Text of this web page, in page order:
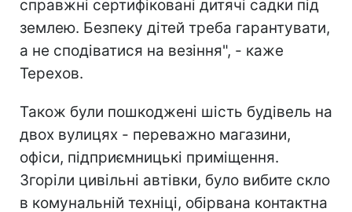
справжні сертифіковані дитячі садки під
землею. Безпеку дітей треба гарантувати,
а не сподіватися на везіння", - каже
Терехов.
Також були пошкоджені шість будівель на
двох вулицях - переважно магазини,
офіси, підприємницькі приміщення.
Згоріли цивільні автівки, було вибите скло
в комунальній техніці, обірвана контактна